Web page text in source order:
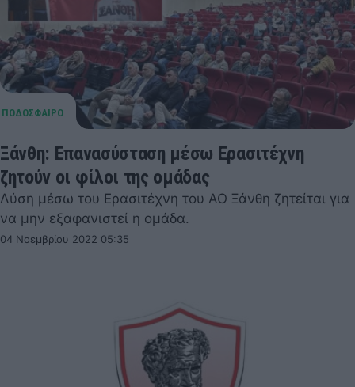
Ξάνθη: Επανασύσταση μέσω Ερασιτέχνη
ζητούν οι φίλοι της ομάδας
Λύση μέσω του Ερασιτέχνη του ΑΟ Ξάνθη ζητείται για
να μην εξαφανιστεί η ομάδα.
04 Νοεμβρίου 2022 05:35